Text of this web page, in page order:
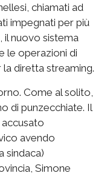
chiamati ad
impegnati per più
il nuovo sistema
le operazioni di
diretta streaming.
Come al solito,
di punzecchiate. Il
accusato
avendo
sindaca)
Simone